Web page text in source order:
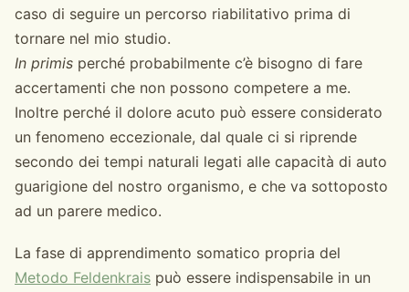
caso di seguire un percorso riabilitativo prima di
tornare nel mio studio.
In primis perché probabilmente c’è bisogno di fare
accertamenti che non possono competere a me.
Inoltre perché il dolore acuto può essere considerato
un fenomeno eccezionale, dal quale ci si riprende
secondo dei tempi naturali legati alle capacità di auto
guarigione del nostro organismo, e che va sottoposto
ad un parere medico.
La fase di apprendimento somatico propria del
Metodo Feldenkrais può essere indispensabile in un